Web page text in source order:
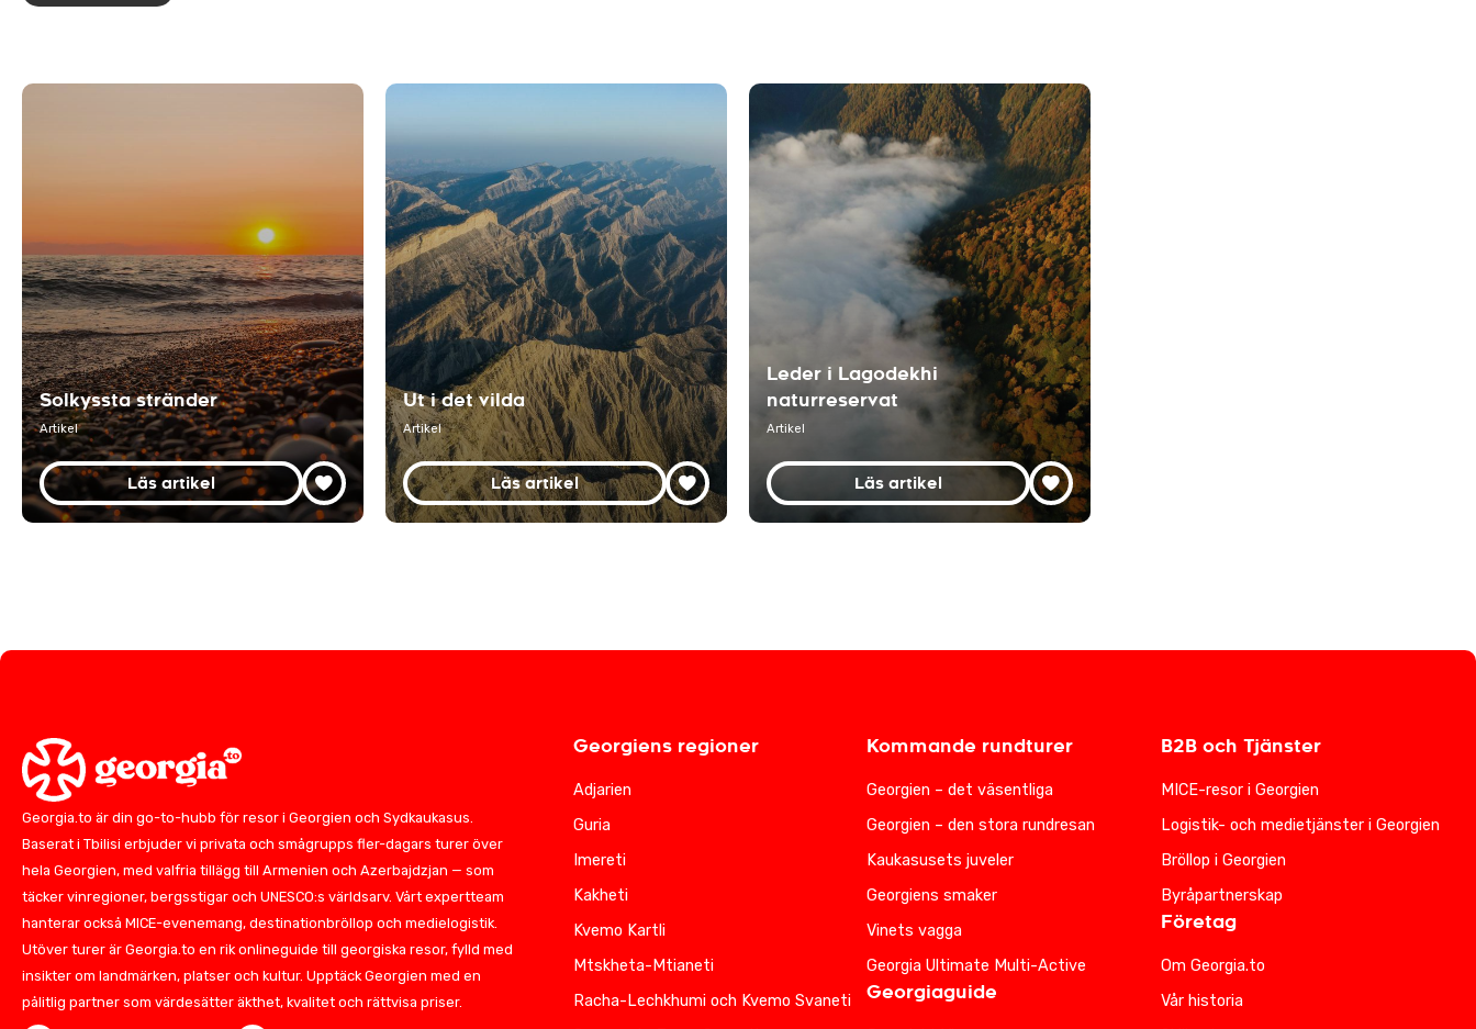
Solkyssta stränder
Artikel
Läs artikel
Ut i det vilda
Artikel
Läs artikel
Leder i Lagodekhi
naturreservat
Artikel
Läs artikel
Georgia.to är din go-to-hubb för resor i Georgien och Sydkaukasus.
Baserat i Tbilisi erbjuder vi privata och smågrupps fler-dagars turer över
hela Georgien, med valfria tillägg till Armenien och Azerbajdzjan — som
täcker vinregioner, bergsstigar och UNESCO:s världsarv. Vårt expertteam
hanterar också MICE-evenemang, destinationbröllop och medielogistik.
Utöver turer är Georgia.to en rik onlineguide till georgiska resor, fylld med
insikter om landmärken, platser och kultur. Upptäck Georgien med en
pålitlig partner som värdesätter äkthet, kvalitet och rättvisa priser.
Georgiens regioner
Adjarien
Guria
Imereti
Kakheti
Kvemo Kartli
Mtskheta-Mtianeti
Racha-Lechkhumi och Kvemo Svaneti
Kommande rundturer
Georgien – det väsentliga
Georgien – den stora rundresan
Kaukasusets juveler
Georgiens smaker
Vinets vagga
Georgia Ultimate Multi-Active
Georgiaguide
B2B och Tjänster
MICE-resor i Georgien
Logistik- och medietjänster i Georgien
Bröllop i Georgien
Byråpartnerskap
Företag
Om Georgia.to
Vår historia